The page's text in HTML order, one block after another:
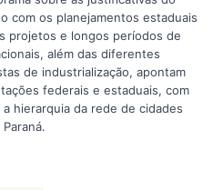
com os planejamentos estaduais
projetos e longos períodos de
além das diferentes
de industrialização, apontam
federais e estaduais, com
hierarquia da rede de cidades